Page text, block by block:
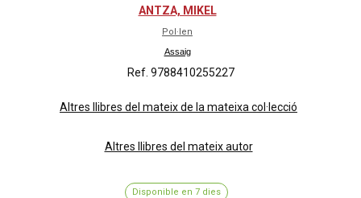
ANTZA, MIKEL
Pol·len
Assaig
Ref. 9788410255227
Altres llibres del mateix de la mateixa col·lecció
Altres llibres del mateix autor
Disponible en 7 dies